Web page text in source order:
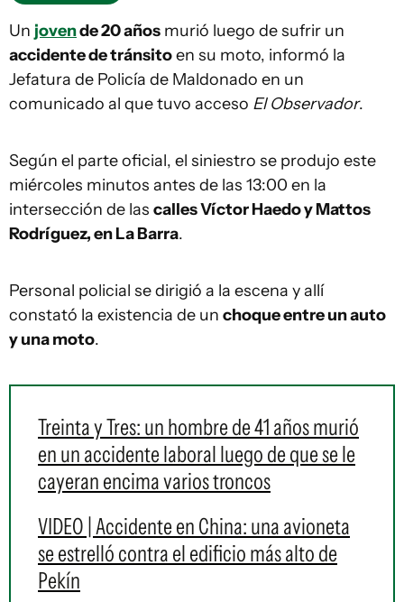
Un jovende 20 años murió luego de sufrir un
accidente de tránsitoen su moto, informó la
Jefatura de Policía de Maldonado en un
comunicado al que tuvo acceso El Observador.
Según el parte oficial, el siniestro se produjo este
miércoles minutos antes de las 13:00 en la
intersección de las calles Víctor Haedo y Mattos
Rodríguez, en La Barra.
Personal policial se dirigió a la escena y allí
constató la existencia de un choque entre un auto
y una moto.
Treinta y Tres: un hombre de 41 años murió
en un accidente laboral luego de que se le
cayeran encima varios troncos
VIDEO | Accidente en China: una avioneta
se estrelló contra el edificio más alto de
Pekín